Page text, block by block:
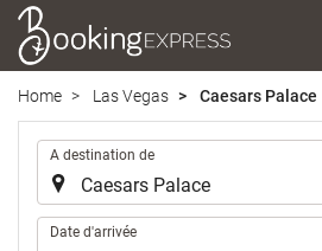
Home Las Vegas Caesars Palace
A destination de
Date d'arrivée